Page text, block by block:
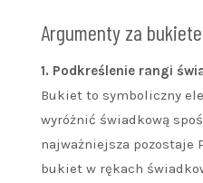
Argumenty za
1. Podkreślenie rangi
Bukiet to symboliczny
wyróżnić świadkową
najważniejsza pozostaje
bukiet w rękach